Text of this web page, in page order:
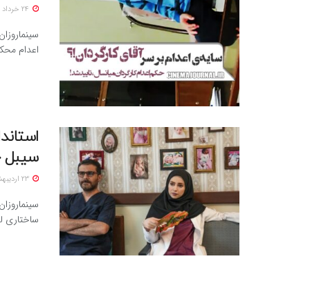
اعدام
سیبل
ساختاری